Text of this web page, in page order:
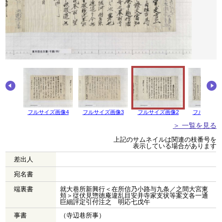
フルサイズ画像4 フルサイズ画像3 フルサイズ画像2 フルサイズ
＞ 一覧を見る
上記のサムネイルは関連の枝番号を
表示している場合があります
差出人
宛名書
端裏書
就大巷所新興行＜在所信乃小路与九条／之間大宮東
頬＞従伏見惣徳庵違乱目安并寺家支状等案文各一通
巨細評定引付注之 明応七戊午
事書
（寺辺巷所事）